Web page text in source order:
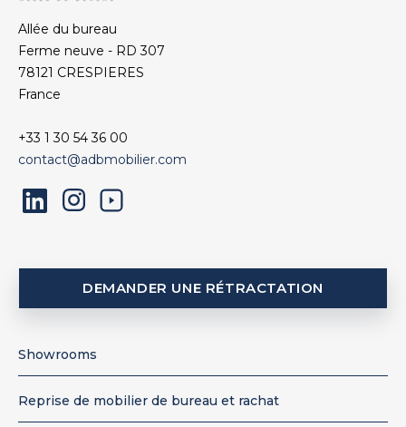
Allée du bureau
Ferme neuve - RD 307
78121 CRESPIERES
France
+33 1 30 54 36 00
contact@adbmobilier.com
Instagram
LinkedIn
DEMANDER UNE RÉTRACTATION
Showrooms
Reprise de mobilier de bureau et rachat